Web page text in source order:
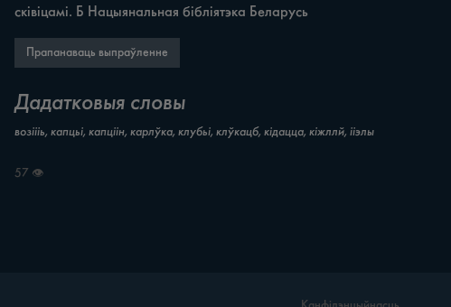
сківіцамі. Б Нацыянальная бібліятэка Беларусь
Прапанаваць выпраўленне
Дадатковыя словы
возіііь, капцьі, капціін, карлўка, клубьі, клўкацб, кідацца, кіжллй, ііэлы
57 👁